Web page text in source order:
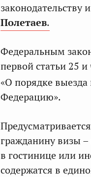
законодательству
Полетаев.
Федеральным
первой статьи 25 и
«О порядке выезда
Федерацию».
гражданину визы
в гостинице или
содержатся в